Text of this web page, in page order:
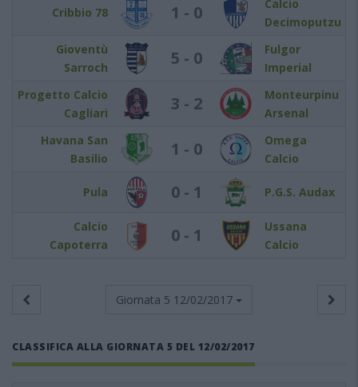
Cribbio 78 1 - 0
Calcio
Decimoputzu
Gioventù
Sarroch
5 - 0
Fulgor
Imperial
Progetto Calcio
Cagliari
3 - 2
Monteurpinu
Arsenal
Havana San
Basilio
1 - 0
Omega
Calcio
Pula 0 - 1 P.G.S. Audax
Calcio
Capoterra
0 - 1
Ussana
Calcio
Giornata 5 12/02/2017
CLASSIFICA ALLA GIORNATA 5 DEL 12/02/2017